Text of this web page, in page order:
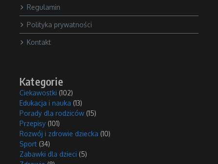
Regulamin
Polityka prywatności
Kontakt
Kategorie
Ciekawostki (102)
Edukacja i nauka (13)
Porady dla rodziców (15)
Przepisy (101)
Rozwój i zdrowie dziecka (10)
Sport (34)
Zabawki dla dzieci (5)